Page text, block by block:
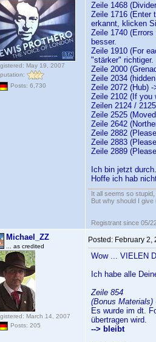
May 19, 2007
Posts: 6,730
Zeile 1468
Zeile 1716 (Enter
erkannt, klicken
Zeile 1740
besser.
Zeile 1910 (For
"stärker" richtiger.
Zeile 2000
Zeile 2034
Zeile 2072 (Hub)
Zeile 2102 (If you
Zeilen 2124 /
Zeile 2525
Zeile 2642
Zeile 2882
Zeile 2883
Zeile 2889
Ich bin jetzt durch.
Hoffe ich hab
It all seems so
But why should I
Registrant since 05/
Michael_ZZ
... as credited
March 14, 2007
Posts: 205
Posted: February 2,
Wow ... VIELEN
Ich habe alle
Zeile 854
(Bonus Materials)
Es wurde im dt.
übertragen wird.
--> bleibt